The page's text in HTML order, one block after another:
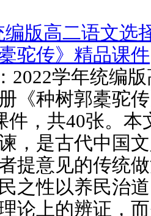
编版高二语文选
驼传》精品课件
2022学年统编
《种树郭橐驼
件，共40张。本
，是古代中国
提意见的传统
之性以养民治
论上的辨证，